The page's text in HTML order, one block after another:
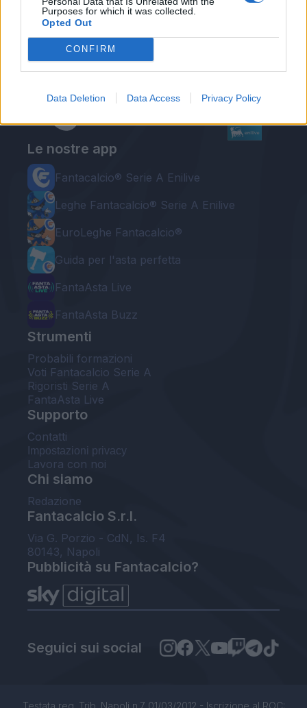
Purposes for which it was collected.
Opted Out
CONFIRM
Data Deletion Data Access Privacy Policy
Le nostre app
Fantacalcio® Serie A Enilive
Leghe Fantacalcio® Serie A Enilive
EuroLeghe Fantacalcio®
Guida per l'asta perfetta
FantaAsta Live
FantaAsta Buzz
Strumenti
Probabili formazioni
Voti Fantacalcio Serie A
Rigoristi Serie A
FantaAsta Live
Supporto
Contatti
Impostazioni privacy
Lavora con noi
Chi siamo
Redazione
Fantacalcio S.r.l.
Via G. Porzio - CdN, Is. F4
80143, Napoli
Pubblicità su Fantacalcio?
Seguici sui social